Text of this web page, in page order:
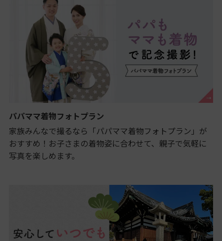
パパママ着物フォトプラン
家族みんなで撮るなら「パパママ着物フォトプラン」が
おすすめ！お子さまの着物姿に合わせて、親子で気軽に
写真を楽しめます。